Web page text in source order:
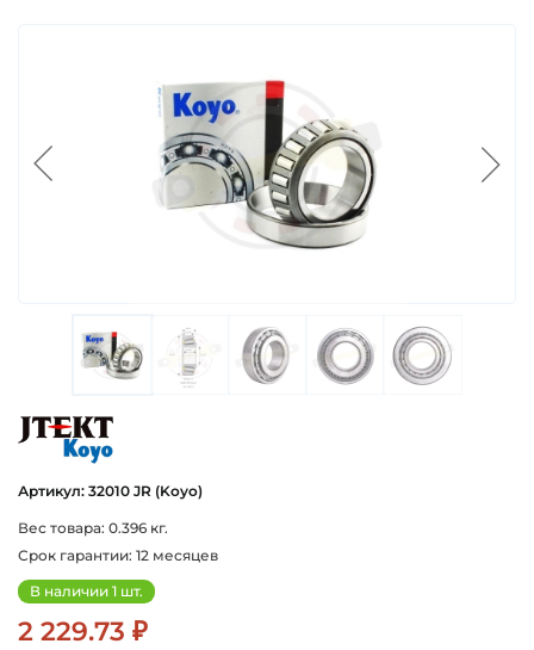
Артикул: 32010 JR (Koyo)
Вес товара: 0.396 кг.
Срок гарантии: 12 месяцев
В наличии 1 шт.
2 229.73 ₽